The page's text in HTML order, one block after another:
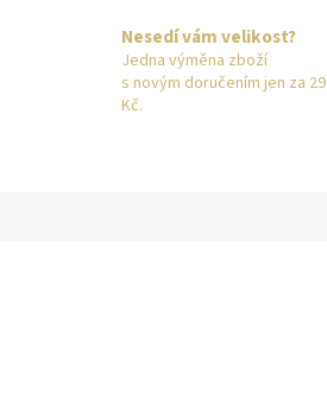
Nesedí vám velikost?
Jedna výměna zboží
s novým doručením jen za 29
Kč.